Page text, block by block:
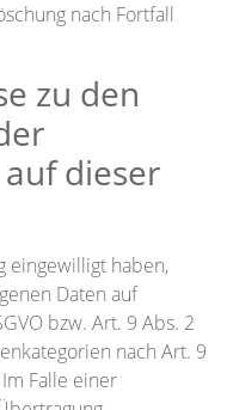
nach Fortfall
zu den
dieser
eingewilligt haben,
Daten auf
bzw. Art. 9 Abs. 2
nach Art. 9
Falle einer